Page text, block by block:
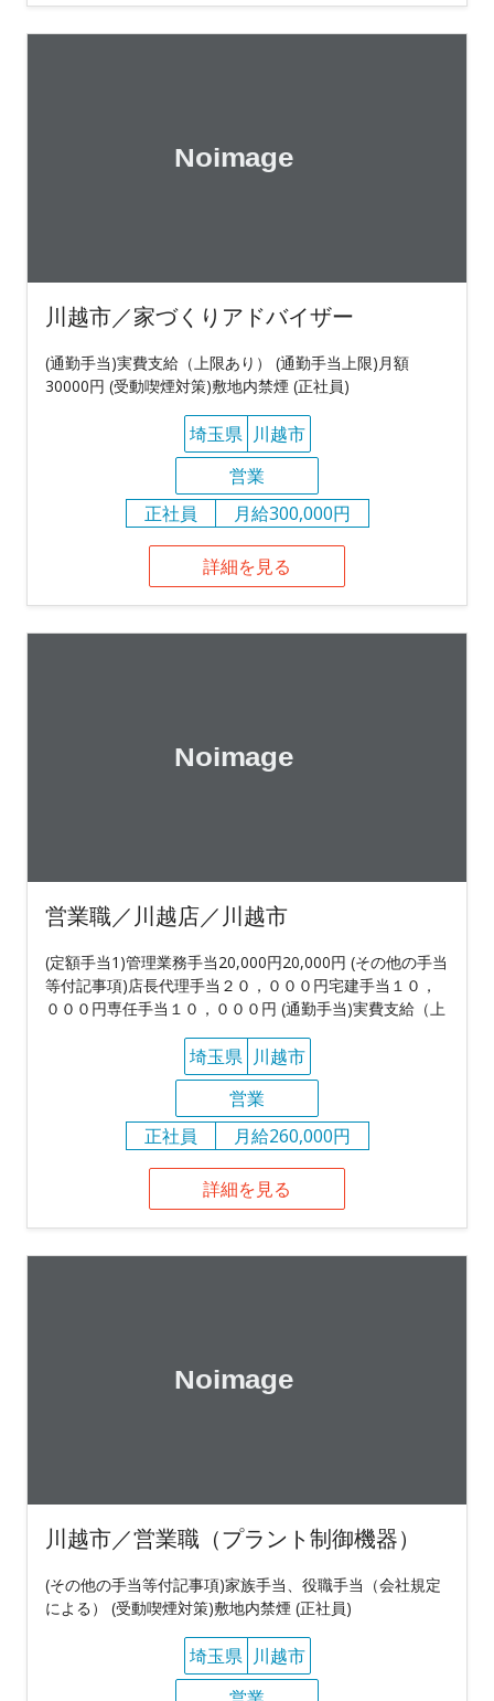
川越市／家づくりアドバイザー
(通勤手当)実費支給（上限あり） (通勤手当上限)月額
30000円 (受動喫煙対策)敷地内禁煙 (正社員)
埼玉県 川越市
営業
正社員
月給300,000円
詳細を見る
営業職／川越店／川越市
(定額手当1)管理業務手当20,000円20,000円 (その他の手当
等付記事項)店長代理手当２０，０００円宅建手当１０，
０００円専任手当１０，０００円 (通勤手当)実費支給（上
埼玉県 川越市
営業
正社員
月給260,000円
詳細を見る
川越市／営業職（プラント制御機器）
(その他の手当等付記事項)家族手当、役職手当（会社規定
による） (受動喫煙対策)敷地内禁煙 (正社員)
埼玉県 川越市